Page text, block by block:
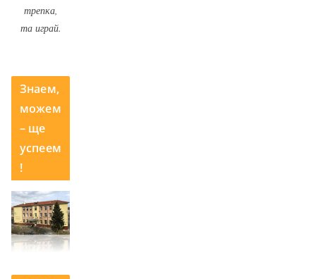
трепка,
та играй.
Знаем,
можем
– ще
успеем
!